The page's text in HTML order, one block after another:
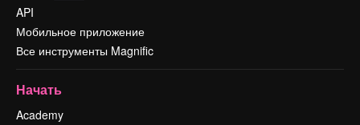
API
Мобильное приложение
Все инструменты Magnific
Начать
Academy